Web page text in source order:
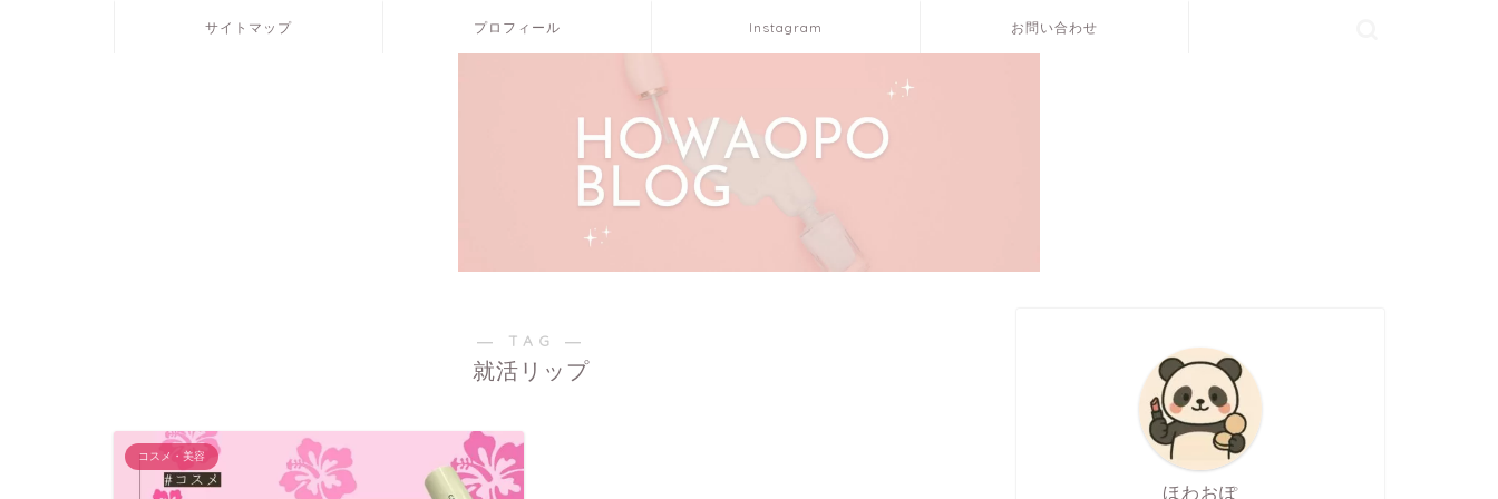
サイトマップ プロフィール Instagram お問い合わせ
― TAG ―
就活リップ
コスメ・美容
ほわおぽ